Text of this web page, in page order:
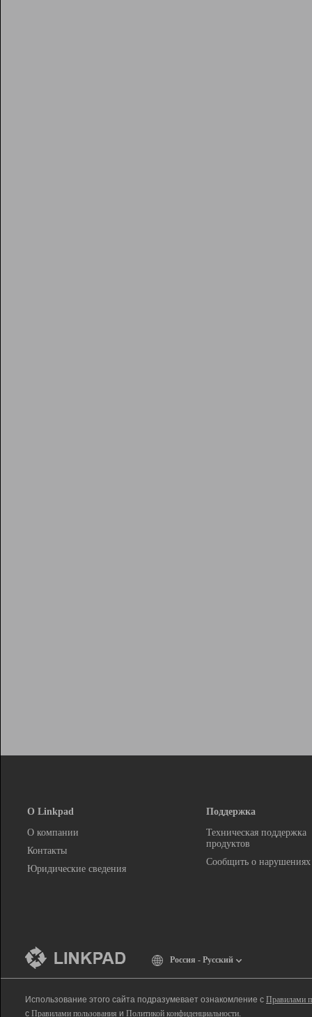
О Linkpad
О компании
Контакты
Юридические сведения
Поддержка
Техническая поддержка
продуктов
Сообщить о нарушениях
Россия - Русский
Использование этого сайта подразумевает ознакомление с Правилами
с Правилами пользования и Политикой конфиденциальности.